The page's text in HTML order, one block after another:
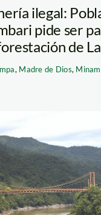
ilegal:
pide ser
de
, Madre de Dios, Minam